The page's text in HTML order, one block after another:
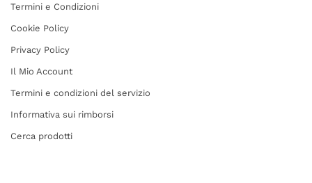
Termini e Condizioni
Cookie Policy
Privacy Policy
Il Mio Account
Termini e condizioni del servizio
Informativa sui rimborsi
Cerca prodotti